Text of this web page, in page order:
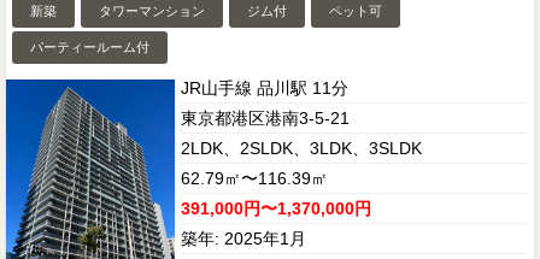
新築 タワーマンション ジム付 ペット可
パーティールーム付
JR山手線 品川駅 11分
東京都港区港南3-5-21
2LDK、2SLDK、3LDK、3SLDK
62.79㎡〜116.39㎡
391,000円〜1,370,000円
築年: 2025年1月